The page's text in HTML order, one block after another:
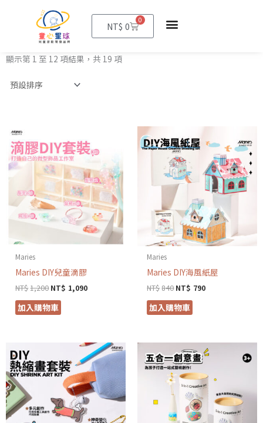
NT$ 0
0
購
物
顯示第 1 至 12 項結果，共 19 項
Maries
Maries DIY兒童滴膠
NT$1,200NT$ 1,090
加入購物車
Maries
Maries DIY海風紙屋
NT$840NT$ 790
加入購物車